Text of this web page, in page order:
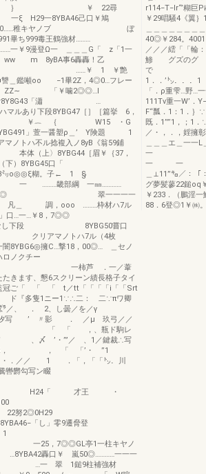
￥ 22尋
一8YBA46己口￥鳩
稚キヤノブ ぼ
藁991畢ち999毒王鶴強材………
￥9漫登Ω一 ＿＿＿G「 z「1一
m 8yBA事6轟轟！乙
￥ 1 ￥艶
讐＿鑑噸oo −1畢2Z，4◎0…フレー
ZZ∼ 「￥噛2◎◎…I
「瀟 …
マルあり下段8YBG47［］［篇挙 6，
｛ W15 ・G
」萱一醤塑ρ＿’ Y険題 1
ノトハ不ル捻複入ノ8yB《翁59鋪
上〉8YBG44［眉￥｛37，
本体（下）8YBG45口「
￥3㍉o◎◎ξ糊。子← 1 §
………畿部綱 一㎜…………
8，50◎ 翠一一一一
＿ 調，ooo ………枠材ハ7ル
48 L」口…一…￥8，7◎◎
ルなし下段 8YBG50嘗口
クリアマノトハ7ル（4枚
擁C…撃18，00◎… ＿セノ
ロノクチー
．一／葦
きます、懇6スクリーン績長格子タイ
冠ご「 「 「 t／tt「「「「i「「Srt
多隻1ニー1∵∴二： 二∵πワ卿
／、 ． 2、し曇／を／γ
’ 〃影 ． ／μ 玖弓／／
「 「 ，、瓶ド駒レ
、〆 ’・’”／ 、1／鍵裁∴写
「tt， ， 「 「’・ ”1
／／ 1 ．「，「「㌧．川
欝勾写ン畷
才王 ・
重7，100
し」零9遷脅登
1
亭1一柱キヤノ
轟口￥ 嵐50◎…………一一一
翠 1鎚9柱補強材
r114−T−lr“’
￥29唱騒4《翼
40◎￥284。
／／／繧「「
鯵 グズのグ ｛
で f雪rA
1．．’㌧．．．1
「．ρ重雫…野…
111Tv重一W’．
F“瓢．1：1．｝
既．1’”’1，；1
／・，．，婬
＿＿＿エ＿一一
一
一 一 ←tr
＿⊥11”㌔
グ夢髪蓼22鎚
￥233．（
88．6登◎1￥㈱